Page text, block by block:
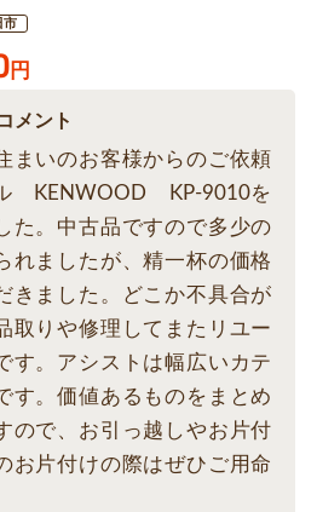
市
円
メント
まいのお客様からのご依頼
KENWOOD KP-9010を
た。中古品ですので多少の
れましたが、精一杯の価格
きました。どこか不具合が
取りや修理してまたリユー
す。アシストは幅広いカテ
す。価値あるものをまとめ
ので、お引っ越しやお片付
お片付けの際はぜひご用命